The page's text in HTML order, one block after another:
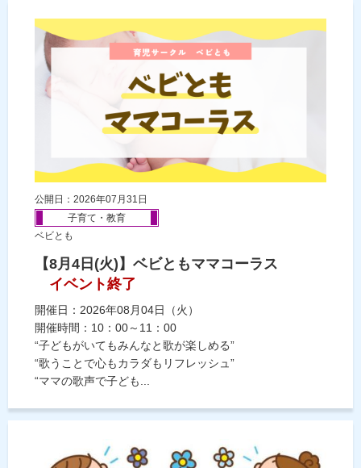
公開日：2026年07月31日
子育て・教育
ベビとも
【8月4日(火)】ベビともママコーラス
イベント終了
開催日：2026年08月04日（火）
開催時間：10：00～11：00
“子どもがいてもみんなと歌が楽しめる”
“歌うことで心もカラダもリフレッシュ”
“ママの歌声で子ども...